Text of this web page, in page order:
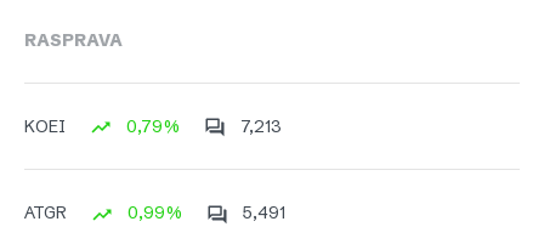
RASPRAVA
KOEI 0,79% 7,213
ATGR 0,99% 5,491